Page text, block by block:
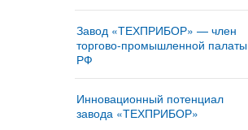
Завод «ТЕХПРИБОР» — член
торгово-промышленной палаты
РФ
Инновационный потенциал
завода «ТЕХПРИБОР»